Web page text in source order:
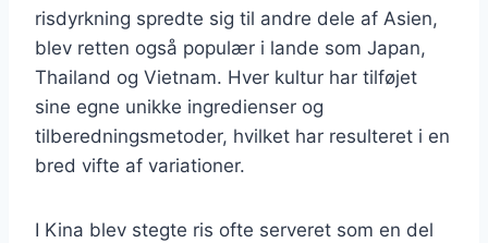
risdyrkning spredte sig til andre dele af Asien,
blev retten også populær i lande som Japan,
Thailand og Vietnam. Hver kultur har tilføjet
sine egne unikke ingredienser og
tilberedningsmetoder, hvilket har resulteret i en
bred vifte af variationer.
I Kina blev stegte ris ofte serveret som en del